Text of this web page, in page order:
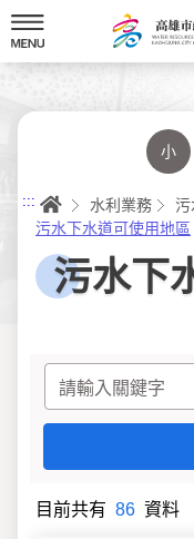
到
主
要
小
::: 首頁水利業務 污
污水下水道可使用地區
污水下
目前共有 86 資料